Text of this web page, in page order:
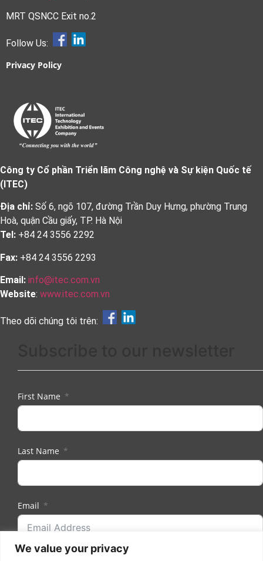
We value your privacy
MRT QSNCC Exit no.2
Follow Us:
Privacy Policy
Công ty Cổ phần Triển lãm Công nghệ và Sự kiện Quốc tế
(ITEC)
Địa chỉ: Số 6, ngõ 107, đường Trần Duy Hưng, phường Trung
Hoà, quận Cầu giấy, TP. Hà Nội
Tel: +84 24 3556 2292
Fax: +84 24 3556 2293
Email: info@itec.com.vn
Website: www.itec.com.vn
Theo dõi chúng tôi trên:
First Name
Last Name
Email